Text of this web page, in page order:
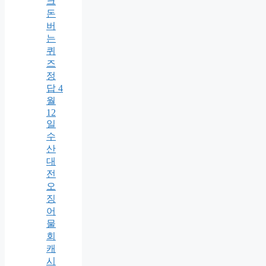
돈
버
는
퀴
즈
정
답 4
월
12
일
수
산
대
전
오
징
어
물
회
캐
시